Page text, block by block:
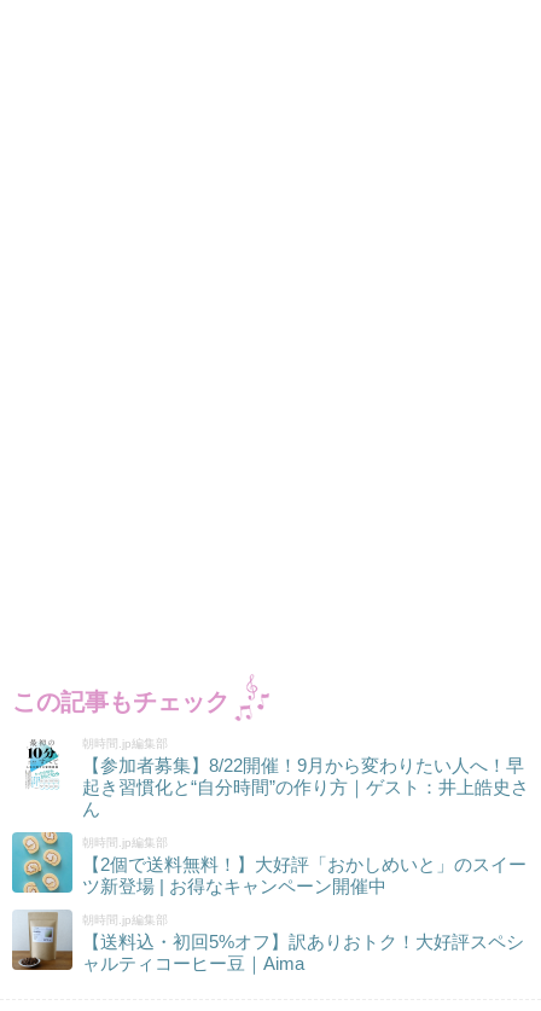
この記事もチェック
朝時間.jp編集部
【参加者募集】8/22開催！9月から変わりたい人へ！早
起き習慣化と“自分時間”の作り方｜ゲスト：井上皓史さ
ん
朝時間.jp編集部
【2個で送料無料！】大好評「おかしめいと」のスイー
ツ新登場 | お得なキャンペーン開催中
朝時間.jp編集部
【送料込・初回5%オフ】訳ありおトク！大好評スペシ
ャルティコーヒー豆｜Aima